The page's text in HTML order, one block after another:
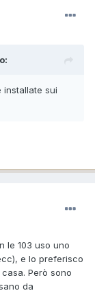
sui
le 103 uso uno
e lo preferisco
Però sono
da